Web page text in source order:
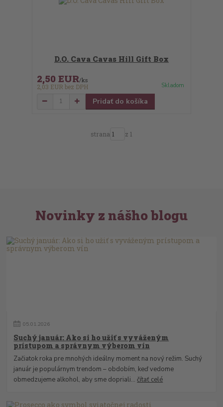
D.O. Cava Cavas Hill Gift Box
2,50 EUR/ks
2,03 EUR bez DPH Skladom
Pridať do košíka
strana z 1
Novinky z nášho blogu
05.01.2026
Suchý január: Ako si ho užiť s vyváženým
prístupom a správnym výberom vín
Začiatok roka pre mnohých ideálny moment na nový režim. Suchý
január je populárnym trendom – obdobím, keď vedome
obmedzujeme alkohol, aby sme dopriali...čítať celé